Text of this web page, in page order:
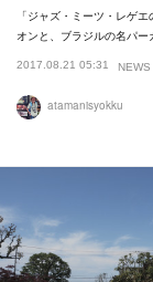
「ジャズ・ミーツ・レゲ
オンと、ブラジルの名パ
2017.08.21 05:31 NEWS
atamanisyokku